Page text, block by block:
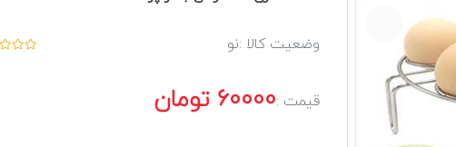
وضعیت کالا :نو
قیمت :60000 تومان